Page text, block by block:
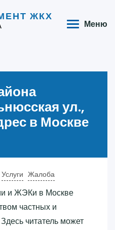
ЖКХ
Меню
ул.,
в Москве
Услуги Жалоба
и ЖЭКи в Москве
частных и
читатель может